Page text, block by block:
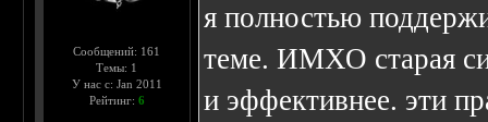
Сообщений: 161
Темы: 1
У нас с: Jan 2011
Рейтинг: 6
я полностью
теме. ИМХО старая
и эффективнее. эти